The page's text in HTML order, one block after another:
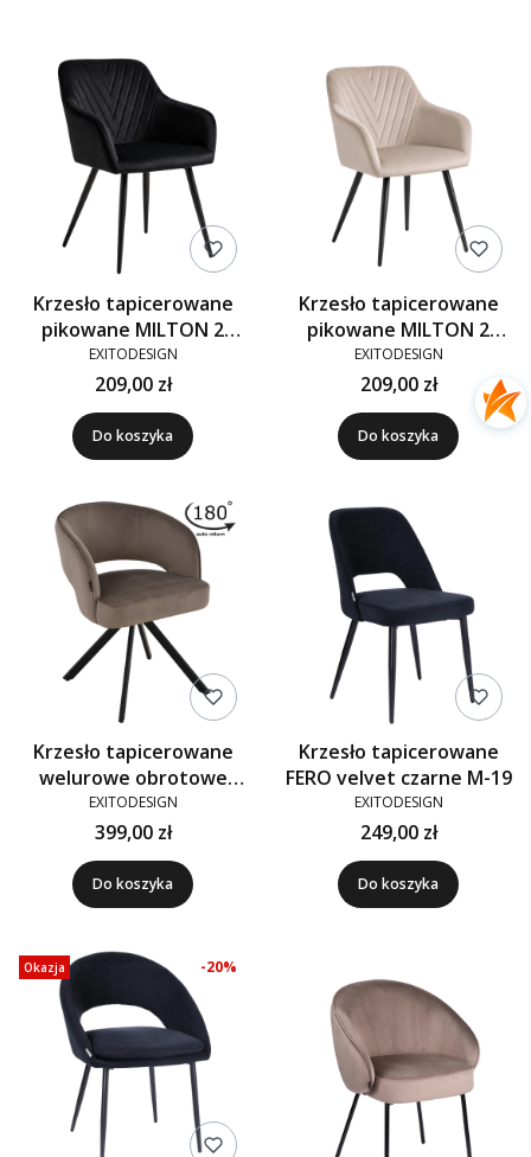
Krzesło tapicerowane
pikowane MILTON 2
velvet czarne G-77
EXITODESIGN
209,00 zł
Do koszyka
Krzesło tapicerowane
pikowane MILTON 2
velvet beżowe G-09
EXITODESIGN
209,00 zł
Do koszyka
Krzesło tapicerowane
welurowe obrotowe
kubełkowe MELTON
brązowe G-108-71
EXITODESIGN
399,00 zł
Do koszyka
Krzesło tapicerowane
FERO velvet czarne M-19
EXITODESIGN
249,00 zł
Do koszyka
Okazja -20%